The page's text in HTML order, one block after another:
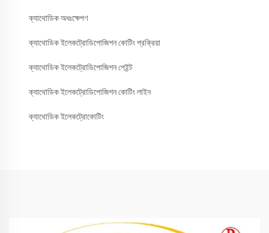
ক্যাথোডিক অধঃক্ষেপণ
ক্যাথোডিক ইলেকট্রোডিপোজিশন কোটিং প্রক্রিয়া
ক্যাথোডিক ইলেকট্রোডিপোজিশন পেইন্ট
ক্যাথোডিক ইলেকট্রোডিপোজিশন কোটিং লাইন
ক্যাথোডিক ইলেকট্রোকোটিং